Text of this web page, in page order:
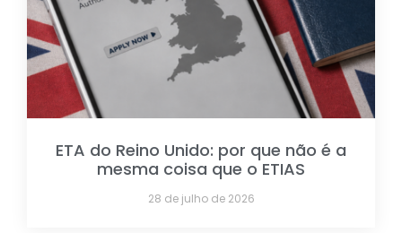
ETA do Reino Unido: por que não é a
mesma coisa que o ETIAS
28 de julho de 2026